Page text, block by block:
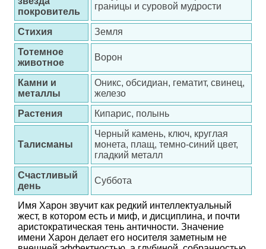
покровитель
границы и суровой мудрости
Стихия
Земля
Тотемное
животное
Ворон
Камни и
металлы
Оникс, обсидиан, гематит, свинец,
железо
Растения
Кипарис, полынь
Талисманы
Черный камень, ключ, круглая
монета, плащ, темно-синий цвет,
гладкий металл
Счастливый
день
Суббота
Имя Харон звучит как редкий интеллектуальный
жест, в котором есть и миф, и дисциплина, и почти
аристократическая тень античности. Значение
имени Харон делает его носителя заметным не